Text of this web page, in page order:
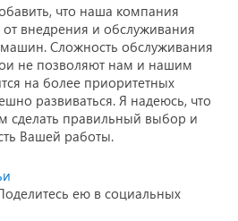
что наша компания
от внедрения и обслуживания
Сложность обслуживания
не позволяют нам и нашим
на более приоритетных
развиваться. Я надеюсь, что
сделать правильный выбор и
Вашей работы.
ею в социальных